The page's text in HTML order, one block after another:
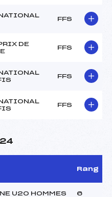
FFS
DE
FFS
FFS
FFS
Rang
U20 HOMMES 6